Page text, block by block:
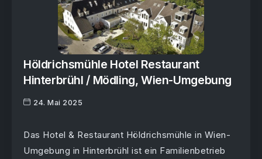
Höldrichsmühle Hotel Restaurant
Hinterbrühl / Mödling, Wien-Umgebung
24. Mai 2025
Das Hotel & Restaurant Höldrichsmühle in Wien-
Umgebung in Hinterbrühl ist ein Familienbetrieb